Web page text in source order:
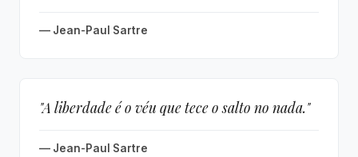
— Jean-Paul Sartre
"A liberdade é o véu que tece o salto no nada."
— Jean-Paul Sartre